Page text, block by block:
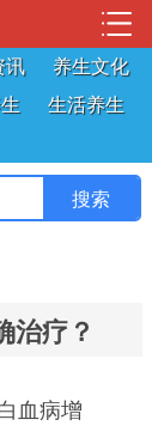
讯
养生文化
生活养生
治疗？
血病增